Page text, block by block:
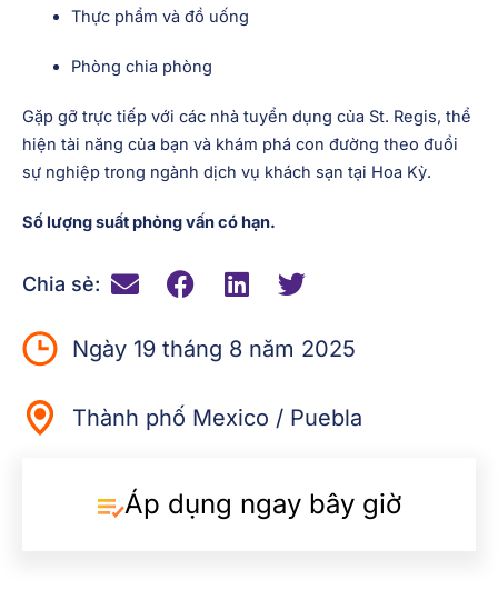
Thực phẩm và đồ uống
Phòng chia phòng
Gặp gỡ trực tiếp với các nhà tuyển dụng của St. Regis, thể
hiện tài năng của bạn và khám phá con đường theo đuổi
sự nghiệp trong ngành dịch vụ khách sạn tại Hoa Kỳ.
Số lượng suất phỏng vấn có hạn.
Chia sẻ:
Ngày 19 tháng 8 năm 2025
Thành phố Mexico / Puebla
Áp dụng ngay bây giờ